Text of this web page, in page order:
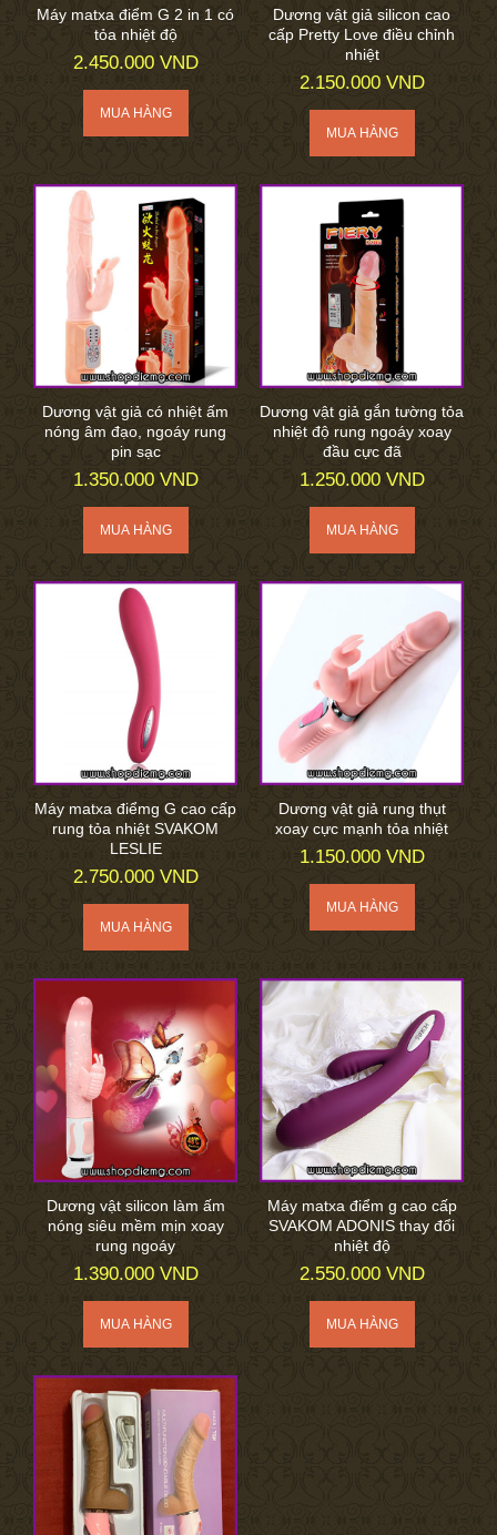
Máy matxa điểm G 2 in 1 có
tỏa nhiệt độ
2.450.000 VND
Dương vật giả silicon cao
cấp Pretty Love điều chỉnh
nhiệt
2.150.000 VND
Dương vật giả có nhiệt ấm
nóng âm đạo, ngoáy rung
pin sạc
1.350.000 VND
Dương vật giả gắn tường tỏa
nhiệt độ rung ngoáy xoay
đầu cực đã
1.250.000 VND
Máy matxa điểmg G cao cấp
rung tỏa nhiệt SVAKOM
LESLIE
2.750.000 VND
Dương vật giả rung thụt
xoay cực mạnh tỏa nhiệt
1.150.000 VND
Dương vật silicon làm ấm
nóng siêu mềm mịn xoay
rung ngoáy
1.390.000 VND
Máy matxa điểm g cao cấp
SVAKOM ADONIS thay đổi
nhiệt độ
2.550.000 VND